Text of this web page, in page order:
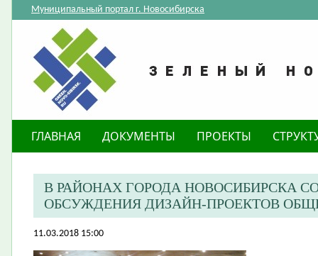
Муниципальный портал г. Новосибирска
ГЛАВНАЯ ДОКУМЕНТЫ ПРОЕКТЫ
В РАЙОНАХ ГОРОДА НОВОСИБИРСКА
ОБСУЖДЕНИЯ ДИЗАЙН-ПРОЕКТОВ
11.03.2018 15:00